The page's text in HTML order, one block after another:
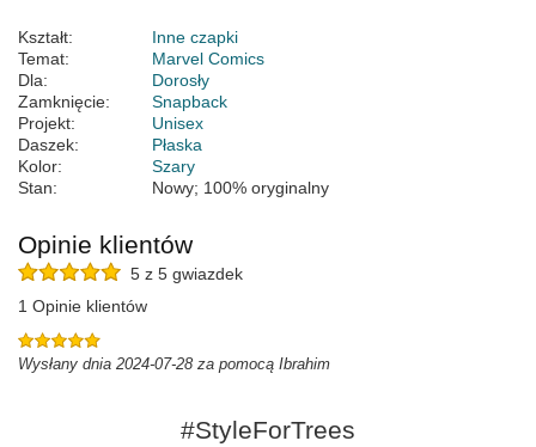
Kształt:
Inne czapki
Temat:
Marvel Comics
Dla:
Dorosły
Zamknięcie:
Snapback
Projekt:
Unisex
Daszek:
Płaska
Kolor:
Szary
Stan:
Nowy; 100% oryginalny
Opinie klientów
5 z 5 gwiazdek
1 Opinie klientów
Wysłany dnia 2024-07-28 za pomocą Ibrahim
#StyleForTrees